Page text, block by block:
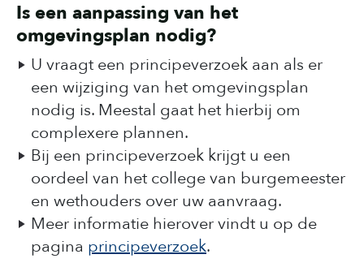
Is een aanpassing van het
omgevingsplan nodig?
U vraagt een principeverzoek aan als er
een wijziging van het omgevingsplan
nodig is. Meestal gaat het hierbij om
complexere plannen.
Bij een principeverzoek krijgt u een
oordeel van het college van burgemeester
en wethouders over uw aanvraag.
Meer informatie hierover vindt u op de
pagina principeverzoek.